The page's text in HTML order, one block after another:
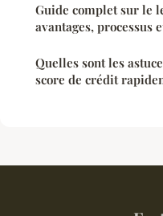
Guide complet sur le
avantages, processus
Quelles sont les
score de crédit